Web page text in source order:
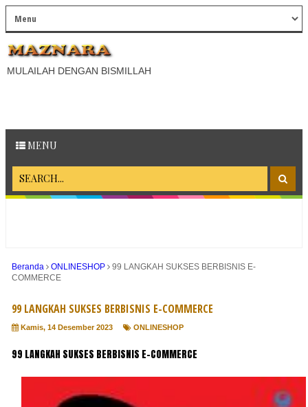
MULAILAH DENGAN BISMILLAH
MENU
Beranda ONLINESHOP
99 LANGKAH SUKSES BERBISNIS E-
COMMERCE
99 LANGKAH SUKSES BERBISNIS E-COMMERCE
Kamis, 14 Desember 2023 ONLINESHOP
99 LANGKAH SUKSES BERBISNIS E-COMMERCE